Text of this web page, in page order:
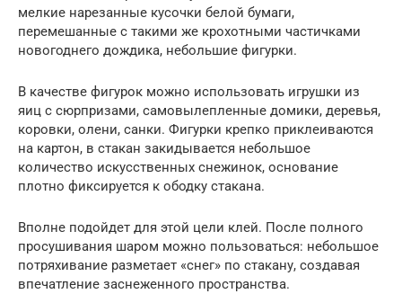
мелкие нарезанные кусочки белой бумаги,
перемешанные с такими же крохотными частичками
новогоднего дождика, небольшие фигурки.
В качестве фигурок можно использовать игрушки из
яиц с сюрпризами, самовылепленные домики, деревья,
коровки, олени, санки. Фигурки крепко приклеиваются
на картон, в стакан закидывается небольшое
количество искусственных снежинок, основание
плотно фиксируется к ободку стакана.
Вполне подойдет для этой цели клей. После полного
просушивания шаром можно пользоваться: небольшое
потряхивание разметает «снег» по стакану, создавая
впечатление заснеженного пространства.